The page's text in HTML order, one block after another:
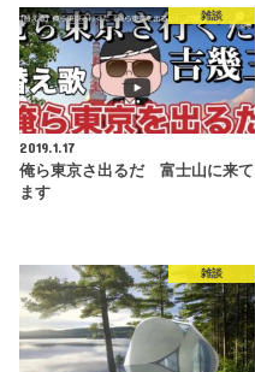
雑談
2019.1.17
俺ら東京さ出るだ 富士山に来て
ます
雑談